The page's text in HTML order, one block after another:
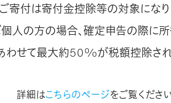
ご寄付は寄付金控除等の対象になり
人の方の場合、確定申告の際に
わせて最大約50%が税額控除され
詳細はこちらのページをご覧ください